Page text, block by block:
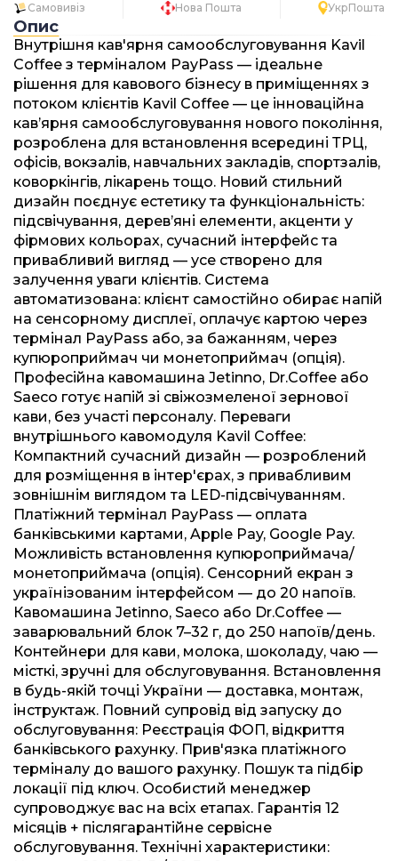
Самовивіз Нова Пошта УкрПошта
Опис
Внутрішня кав'ярня самообслуговування Kavil
Coffee з терміналом PayPass — ідеальне
рішення для кавового бізнесу в приміщеннях з
потоком клієнтів Kavil Coffee — це інноваційна
кав’ярня самообслуговування нового покоління,
розроблена для встановлення всередині ТРЦ,
офісів, вокзалів, навчальних закладів, спортзалів,
коворкінгів, лікарень тощо. Новий стильний
дизайн поєднує естетику та функціональність:
підсвічування, дерев’яні елементи, акценти у
фірмових кольорах, сучасний інтерфейс та
привабливий вигляд — усе створено для
залучення уваги клієнтів. Система
автоматизована: клієнт самостійно обирає напій
на сенсорному дисплеї, оплачує картою через
термінал PayPass або, за бажанням, через
купюроприймач чи монетоприймач (опція).
Професійна кавомашина Jetinno, Dr.Coffee або
Saeco готує напій зі свіжозмеленої зернової
кави, без участі персоналу. Переваги
внутрішнього кавомодуля Kavil Coffee:
Компактний сучасний дизайн — розроблений
для розміщення в інтер'єрах, з привабливим
зовнішнім виглядом та LED-підсвічуванням.
Платіжний термінал PayPass — оплата
банківськими картами, Apple Pay, Google Pay.
Можливість встановлення купюроприймача/
монетоприймача (опція). Сенсорний екран з
українізованим інтерфейсом — до 20 напоїв.
Кавомашина Jetinno, Saeco або Dr.Coffee —
заварювальний блок 7–32 г, до 250 напоїв/день.
Контейнери для кави, молока, шоколаду, чаю —
місткі, зручні для обслуговування. Встановлення
в будь-якій точці України — доставка, монтаж,
інструктаж. Повний супровід від запуску до
обслуговування: Реєстрація ФОП, відкриття
банківського рахунку. Прив'язка платіжного
терміналу до вашого рахунку. Пошук та підбір
локації під ключ. Особистий менеджер
супроводжує вас на всіх етапах. Гарантія 12
місяців + післягарантійне сервісне
обслуговування. Технічні характеристики: